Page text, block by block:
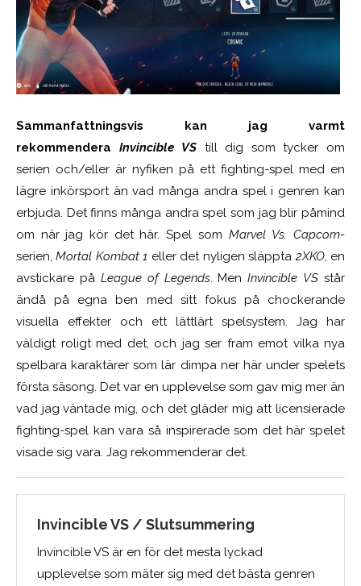
Sammanfattningsvis kan jag varmt
rekommendera Invincible VS till dig som tycker om
serien och/eller är nyfiken på ett fighting-spel med en
lägre inkörsport än vad många andra spel i genren kan
erbjuda. Det finns många andra spel som jag blir påmind
om när jag kör det här. Spel som Marvel Vs. Capcom-
serien,Mortal Kombat 1 eller det nyligen släppta 2XKO, en
avstickare på League of Legends. MenInvincible VS står
ändå på egna ben med sitt fokus på chockerande
visuella effekter och ett lättlärt spelsystem. Jag har
väldigt roligt med det, och jag ser fram emot vilka nya
spelbara karaktärer som lär dimpa ner här under spelets
första säsong. Det var en upplevelse som gav mig mer än
vad jag väntade mig, och det gläder mig att licensierade
fighting-spel kan vara så inspirerade som det här spelet
visade sig vara. Jag rekommenderar det.
Invincible VS / Slutsummering
Invincible VS är en för det mesta lyckad
upplevelse som mäter sig med det bästa genren